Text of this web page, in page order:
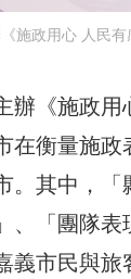
施政用心 人民
辦《施政用
在衡量施
。其中，「
、「團隊
義市民與旅